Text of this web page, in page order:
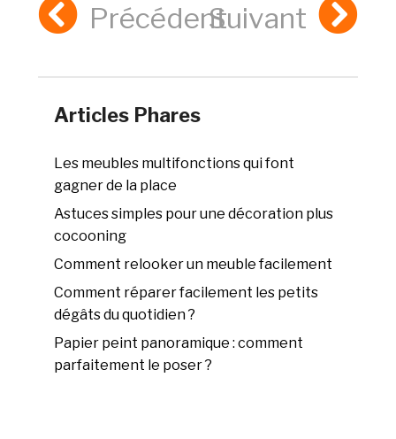
PrécédentSuivant
Articles Phares
Les meubles multifonctions qui font
gagner de la place
Astuces simples pour une décoration plus
cocooning
Comment relooker un meuble facilement
Comment réparer facilement les petits
dégâts du quotidien ?
Papier peint panoramique : comment
parfaitement le poser ?